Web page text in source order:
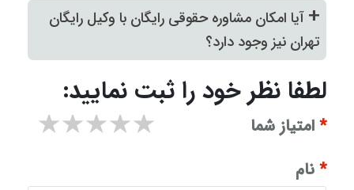
+ آیا امکان مشاوره حقوقی رایگان با وکیل رایگان
تهران نیز وجود دارد؟
لطفا نظر خود را ثبت نمایید:
*امتیاز شما ۵ stars ۴ stars ۳ stars ۲ stars
*نام